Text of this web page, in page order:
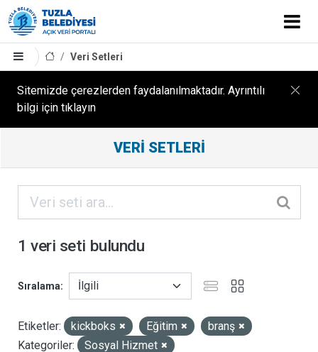
Veri Setleri
Sitemizde çerezlerden faydalanılmaktadır. Ayrıntılı
bilgi için tıklayın
Sonuçları
ORGANIZASYONLAR
KATEGORILER
ETIKETLER
LISANSLAR
VERI SETLERI
1 veri seti bulundu
Sıralama
Etiketler: kickboks Eğitim
branş
Kategoriler:
Sosyal Hizmet